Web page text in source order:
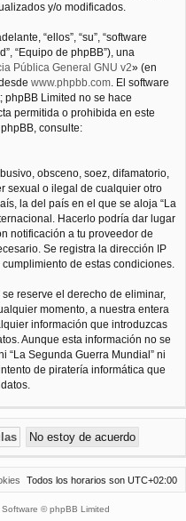
y/o modificados.
“ellos”, “su”, “software
“Equipo de phpBB”), una
Pública General GNU v2» (en
www.phpbb.com. El software
phpBB Limited no se hace
permitida o prohibida en este
consulte:
obsceno, soez, difamatorio,
sexual o ilegal de cualquier otro
la del país en el que se aloja “La
Hacerlo podría dar lugar
notificación a tu proveedor de
Se registra la dirección IP
de estas condiciones.
reserve el derecho de eliminar,
momento, a nuestra entera
información que introduzcas
Aunque esta información no se
“La Segunda Guerra Mundial” ni
de piratería informática que
Todos los horarios son UTC+02:00
© phpBB Limited